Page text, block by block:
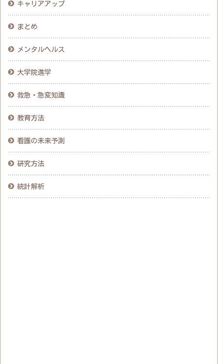
キャリアアップ
まとめ
メンタルヘルス
大学院進学
救急・急変知識
教育方法
看護の未来予測
研究方法
統計解析